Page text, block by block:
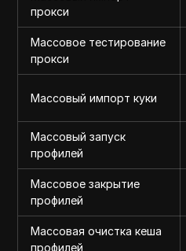
прокси
Массовое тестирование
прокси
Массовый импорт куки
Массовый запуск
профилей
Массовое закрытие
профилей
Массовая очистка кеша
профилей